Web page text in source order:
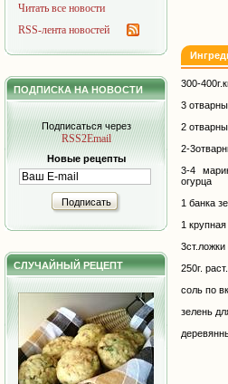
Читать все новости
RSS-лента новостей
ПОДПИСКА НА НОВОСТИ
Подписаться через
RSS2Email
Новые рецепты
Подписать
СЛУЧАЙНЫЙ РЕЦЕПТ
300-
3
2
2-
3-4
огурца
1 банка
1
250г.
соль по
зелень